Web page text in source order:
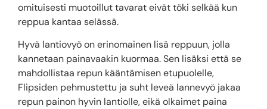
omituisesti muotoillut tavarat eivät töki selkää kun
reppua kantaa selässä.
Hyvä lantiovyö on erinomainen lisä reppuun, jolla
kannetaan painavaakin kuormaa. Sen lisäksi että se
mahdollistaa repun kääntämisen etupuolelle,
Flipsiden pehmustettu ja suht leveä lannevyö jakaa
repun painon hyvin lantiolle, eikä olkaimet paina